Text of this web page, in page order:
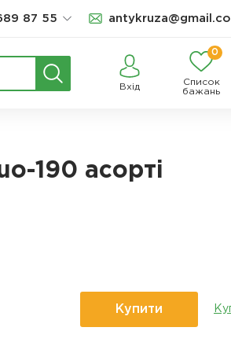
87 55
Вхід
0
Список
бажань
190 асорті
Купити